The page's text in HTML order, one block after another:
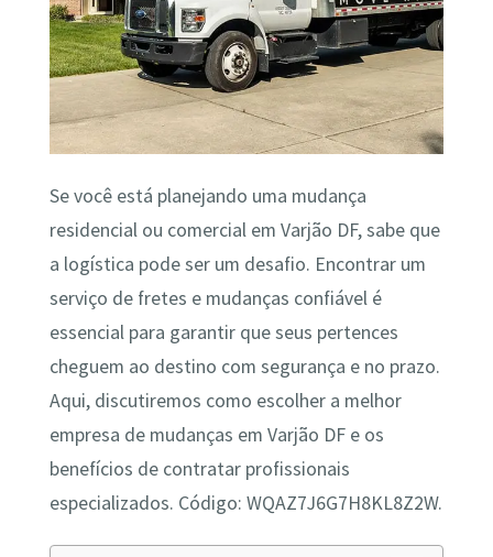
Se você está planejando uma mudança
residencial ou comercial em Varjão DF, sabe que
a logística pode ser um desafio. Encontrar um
serviço de fretes e mudanças confiável é
essencial para garantir que seus pertences
cheguem ao destino com segurança e no prazo.
Aqui, discutiremos como escolher a melhor
empresa de mudanças em Varjão DF e os
benefícios de contratar profissionais
especializados. Código: WQAZ7J6G7H8KL8Z2W.